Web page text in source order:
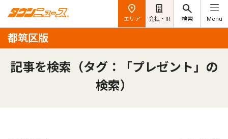
エリア 会社・IR 検索 Menu
都筑区版
記事を検索（タグ：「プレゼント」の
検索）